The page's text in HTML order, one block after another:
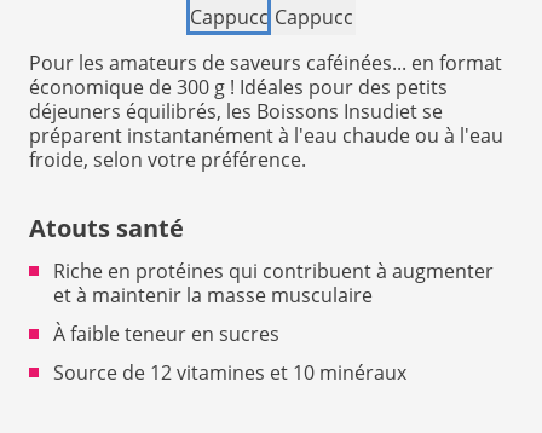
Pour les amateurs de saveurs caféinées... en format
économique de 300 g ! Idéales pour des petits
déjeuners équilibrés, les Boissons Insudiet se
préparent instantanément à l'eau chaude ou à l'eau
froide, selon votre préférence.
Atouts santé
Riche en protéines qui contribuent à augmenter
et à maintenir la masse musculaire
À faible teneur en sucres
Source de 12 vitamines et 10 minéraux